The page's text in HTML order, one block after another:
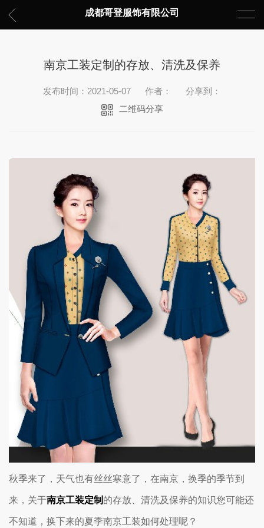
成都哥登服饰有限公司
南京工装定制的存放、清洗及保养
发布时间：2021-05-07 作者：
分享到：
二维码分享
秋季来了，天气也有丝丝寒意了，在南京，换季的季节到
来，关于南京工装定制 的存放、清洗及保养的知识您可能还
不知道，换下来的夏季南京工装如何处理呢？